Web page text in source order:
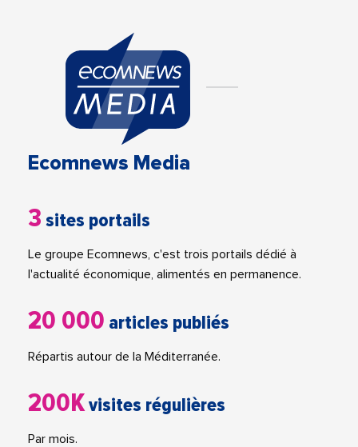
Ecomnews Media
3 sites portails
Le groupe Ecomnews, c'est trois portails dédié à
l'actualité économique, alimentés en permanence.
20 000 articles publiés
Répartis autour de la Méditerranée.
200Kvisites régulières
Par mois.